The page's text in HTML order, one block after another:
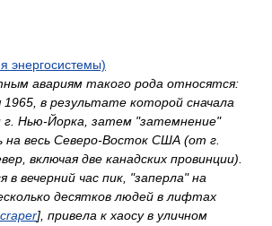
энергосистемы)
авариям такого рода относятся:
1965, в результате которой сначала
г. Нью-Йорка, затем "затемнение"
на весь Северо-Восток США (от г.
включая две канадских провинции).
в вечерний час пик, "заперла" на
десятков людей в лифтах
], привела к хаосу в уличном